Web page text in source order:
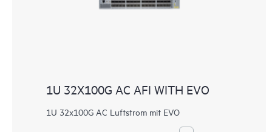
1U 32X100G AC AFI WITH EVO
1U 32x100G AC Luftstrom mit EVO